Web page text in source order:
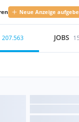
Neue Anzeige
207.563 JOBS